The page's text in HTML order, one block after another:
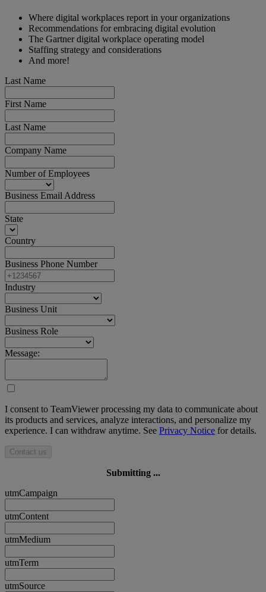
Where digital workplaces report in your organizations
Recommendations for embracing digital evolution
The Gartner digital workplace operating model
Staffing strategy and considerations
And more!
Last Name
First Name
Last Name
Company Name
Number of Employees
Business Email Address
State
Country
Business Phone Number
Industry
Business Unit
Business Role
Message:
I consent to TeamViewer processing my data to communicate about
its products and services, analyze interactions, and personalize my
experience. I can withdraw anytime. See Privacy Notice for details.
Contact us
Submitting ...
utmCampaign
utmContent
utmMedium
utmTerm
utmSource